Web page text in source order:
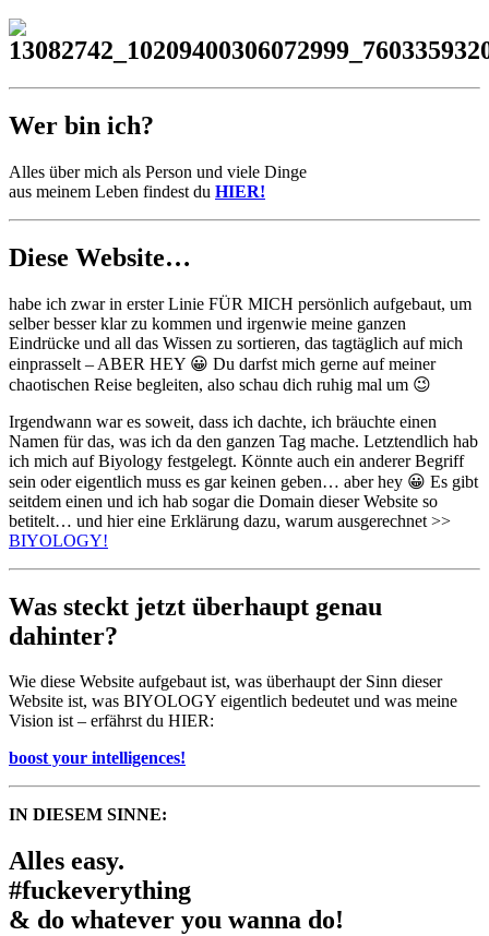
Wer bin ich?
Alles über mich als Person und viele Dinge
aus meinem Leben findest du HIER!
Diese Website…
habe ich zwar in erster Linie FÜR MICH persönlich aufgebaut, um
selber besser klar zu kommen und irgenwie meine ganzen
Eindrücke und all das Wissen zu sortieren, das tagtäglich auf mich
einprasselt – ABER HEY 😀 Du darfst mich gerne auf meiner
chaotischen Reise begleiten, also schau dich ruhig mal um 😉
Irgendwann war es soweit, dass ich dachte, ich bräuchte einen
Namen für das, was ich da den ganzen Tag mache. Letztendlich hab
ich mich auf Biyology festgelegt. Könnte auch ein anderer Begriff
sein oder eigentlich muss es gar keinen geben… aber hey 😀 Es gibt
seitdem einen und ich hab sogar die Domain dieser Website so
betitelt… und hier eine Erklärung dazu, warum ausgerechnet >>
BIYOLOGY!
Was steckt jetzt überhaupt genau
dahinter?
Wie diese Website aufgebaut ist, was überhaupt der Sinn dieser
Website ist, was BIYOLOGY eigentlich bedeutet und was meine
Vision ist – erfährst du HIER:
boost your intelligences!
IN DIESEM SINNE:
Alles easy.
#fuckeverything
& do whatever you wanna do!